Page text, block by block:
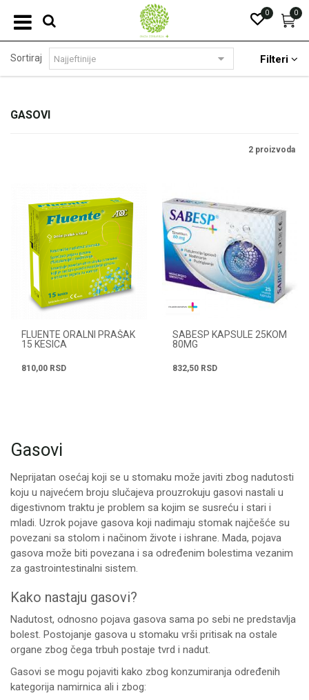
0
0
GASOVI
Sortiraj Filteri
2 proizvoda
FLUENTE ORALNI PRAŠAK
15 KESICA
810,00 RSD
SABESP KAPSULE 25KOM
80MG
832,50 RSD
Gasovi
Neprijatan osećaj koji se u stomaku može javiti zbog nadutosti
koju u najvećem broju slučajeva prouzrokuju gasovi nastali u
digestivnom traktu je problem sa kojim se susreću i stari i
mladi. Uzrok pojave gasova koji nadimaju stomak najčešće su
povezani sa stolom i načinom živote i ishrane. Mada, pojava
gasova može biti povezana i sa određenim bolestima vezanim
za gastrointestinalni sistem.
Kako nastaju gasovi?
Nadutost, odnosno pojava gasova sama po sebi ne predstavlja
bolest. Postojanje gasova u stomaku vrši pritisak na ostale
organe zbog čega trbuh postaje tvrd i nadut.
Gasovi se mogu pojaviti kako zbog konzumiranja određenih
kategorija namirnica ali i zbog: